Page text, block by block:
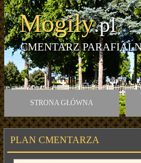
Mogiły.pl
CMENTARZ
STRONA GŁÓWNA
PLAN CMENTARZA